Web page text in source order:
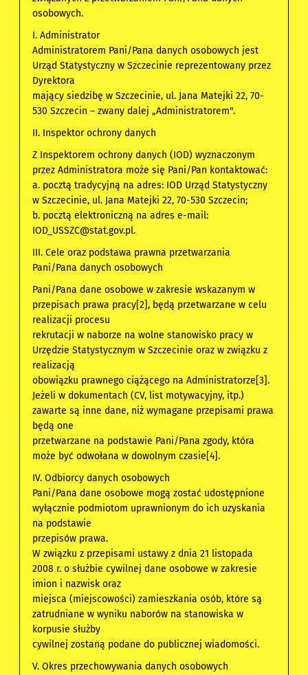
osobowych.
I. Administrator
Administratorem Pani/Pana danych osobowych jest
Urząd Statystyczny w Szczecinie reprezentowany przez
Dyrektora
mający siedzibę w Szczecinie, ul. Jana Matejki 22, 70-
530 Szczecin – zwany dalej „Administratorem".
II. Inspektor ochrony danych
Z Inspektorem ochrony danych (IOD) wyznaczonym
przez Administratora może się Pani/Pan kontaktować:
a. pocztą tradycyjną na adres: IOD Urząd Statystyczny
w Szczecinie, ul. Jana Matejki 22, 70-530 Szczecin;
b. pocztą elektroniczną na adres e-mail:
IOD_USSZC@stat.gov.pl.
III. Cele oraz podstawa prawna przetwarzania
Pani/Pana danych osobowych
Pani/Pana dane osobowe w zakresie wskazanym w
przepisach prawa pracy[2], będą przetwarzane w celu
realizacji procesu
rekrutacji w naborze na wolne stanowisko pracy w
Urzędzie Statystycznym w Szczecinie oraz w związku z
realizacją
obowiązku prawnego ciążącego na Administratorze[3].
Jeżeli w dokumentach (CV, list motywacyjny, itp.)
zawarte są inne dane, niż wymagane przepisami prawa
będą one
przetwarzane na podstawie Pani/Pana zgody, która
może być odwołana w dowolnym czasie[4].
IV. Odbiorcy danych osobowych
Pani/Pana dane osobowe mogą zostać udostępnione
wyłącznie podmiotom uprawnionym do ich uzyskania
na podstawie
przepisów prawa.
W związku z przepisami ustawy z dnia 21 listopada
2008 r. o służbie cywilnej dane osobowe w zakresie
imion i nazwisk oraz
miejsca (miejscowości) zamieszkania osób, które są
zatrudniane w wyniku naborów na stanowiska w
korpusie służby
cywilnej zostaną podane do publicznej wiadomości.
V. Okres przechowywania danych osobowych